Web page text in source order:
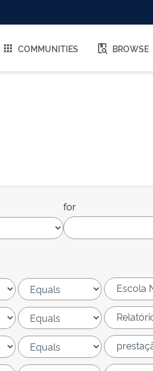
COMMUNITIES BROWSE
for